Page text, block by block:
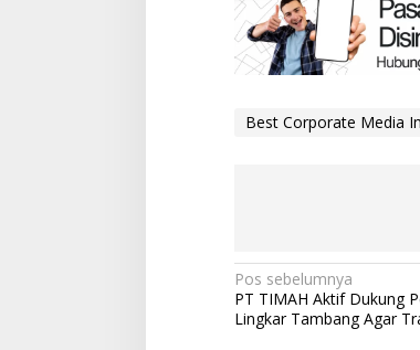
Best Corporate Media
Navigasi
pos
Pos sebelumnya
PT TIMAH Aktif Dukung
Lingkar Tambang Agar